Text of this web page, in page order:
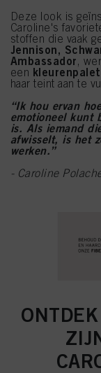
Deze look is
Caroline's
stoffen die vaak
Jennison,
Ambassador
,
een
haar teint aan te
“Ik hou ervan
emotioneel kunt
is. Als iemand
afwisselt, is het
werken.”
- Caroline